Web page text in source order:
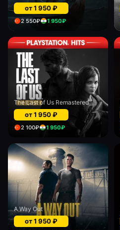
от1 950₽
2 550₽ 1 950₽
The Last of Us Remastered
от1 950₽
2 100₽ 1 950₽
A Way Out
от1 950₽